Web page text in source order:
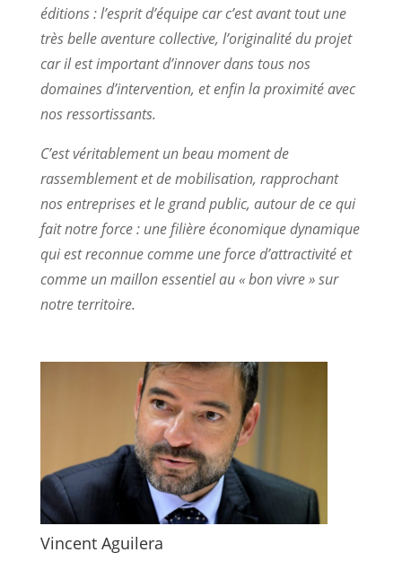
éditions : l’esprit d’équipe car c’est avant tout une
très belle aventure collective, l’originalité du projet
car il est important d’innover dans tous nos
domaines d’intervention, et enfin la proximité avec
nos ressortissants.
C’est véritablement un beau moment de
rassemblement et de mobilisation, rapprochant
nos entreprises et le grand public, autour de ce qui
fait notre force : une filière économique dynamique
qui est reconnue comme une force d’attractivité et
comme un maillon essentiel au « bon vivre » sur
notre territoire.
Vincent Aguilera